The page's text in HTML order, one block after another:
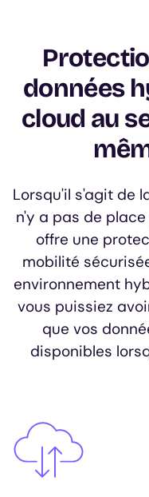
données
cloud au
Lorsqu'il s'agit de
n'y a pas de place
offre une
mobilité
environnement
vous puissiez
que vos
disponibles
Image